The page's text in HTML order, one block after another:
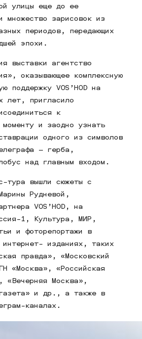
улицы еще до ее
множество зарисовок из
периодов, передающих
эпохи.
выставки агентство
оказывающее комплексную
поддержку VOS’HOD на
лет, пригласило
к
моменту и заодно узнать
одного из символов
– герба,
над главным входом.
тура вышли сюжеты с
Рудневой,
VOS’HOD, на
1, Культура, МИР,
и фоторепортажи в
изданиях, таких
правда», «Московский
«Москва», «Российская
«Вечерняя Москва»,
газета» и др., а также в
каналах.